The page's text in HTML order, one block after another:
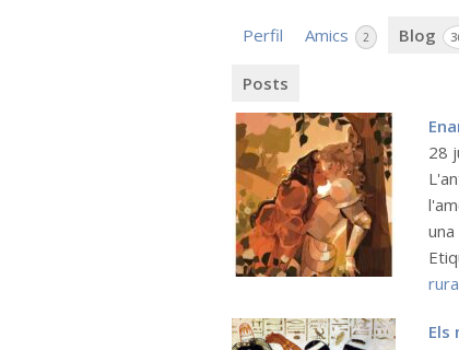
Perfil Amics 2 Blog
Posts
28
Els